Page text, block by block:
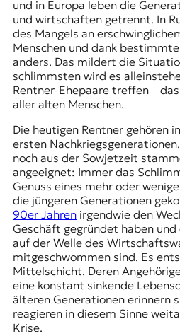
und in Europa leben die
und wirtschaften getrennt. In
des Mangels an
Menschen und dank
anders. Das mildert die
schlimmsten wird es
Rentner-Ehepaare treffen –
aller alten Menschen.
Die heutigen Rentner gehören
ersten
noch aus der Sowjetzeit
angeeignet: Immer das
Genuss eines mehr oder
die jüngeren Generationen
90er Jahrenirgendwie den
Geschäft gegründet haben
auf der Welle des
mitgeschwommen sind. Es
Mittelschicht. Deren
eine konstant sinkende
älteren Generationen erinnern
reagieren in diesem Sinne
Krise.